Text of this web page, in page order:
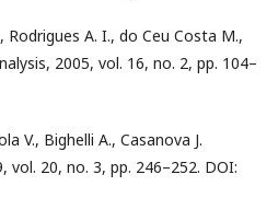
Rodrigues A. I., do Ceu Costa M.,
2005, vol. 16, no. 2, pp. 104–
V., Bighelli A., Casanova J.
vol. 20, no. 3, pp. 246–252. DOI: